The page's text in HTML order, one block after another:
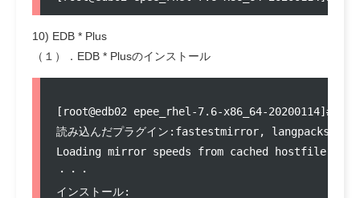
10) EDB * Plus
（１）．EDB * Plusのインストール
[root@edb02 epee_rhel-7.6-x86_64-20200114]#
読み込んだプラグイン:fastestmirror, langpacks
Loading mirror speeds from cached hostfile
・・・
インストール: